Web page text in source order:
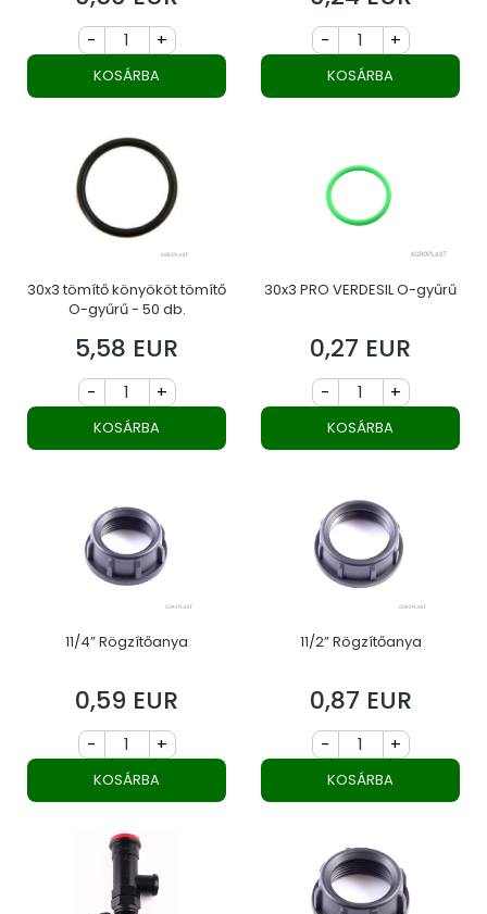
- +
KOSÁRBA
- +
KOSÁRBA
30x3 tömítő könyököt tömítő
O-gyűrű - 50 db.
Ár
5,58 EUR
- +
KOSÁRBA
30x3 PRO VERDESIL O-gyűrű
Ár
0,27 EUR
- +
KOSÁRBA
11/4” Rögzítőanya
Ár
0,59 EUR
- +
KOSÁRBA
11/2” Rögzítőanya
Ár
0,87 EUR
- +
KOSÁRBA